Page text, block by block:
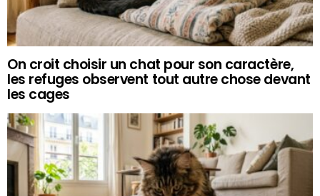
On croit choisir un chat pour son caractère,
les refuges observent tout autre chose devant
les cages